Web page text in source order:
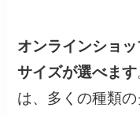
オンラインショ
サイズが選べます
は、多くの種類